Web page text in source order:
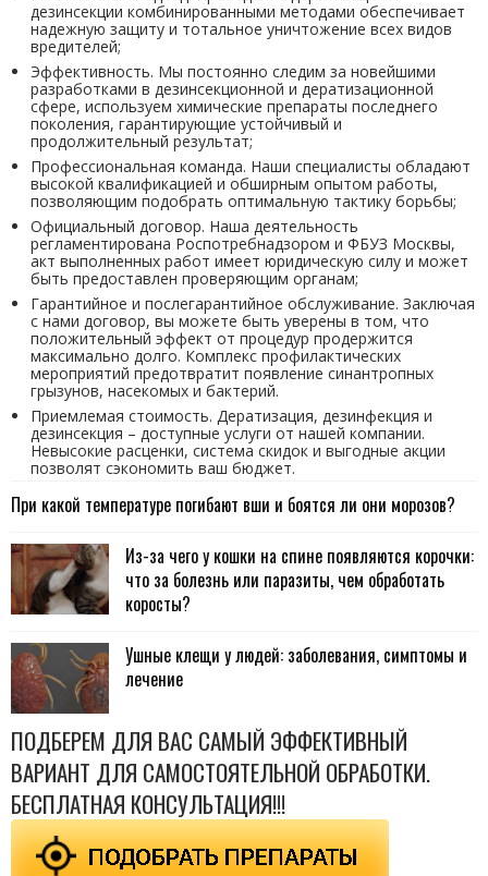
дезинсекции комбинированными методами обеспечивает
надежную защиту и тотальное уничтожение всех видов
вредителей;
Эффективность. Мы постоянно следим за новейшими
разработками в дезинсекционной и дератизационной
сфере, используем химические препараты последнего
поколения, гарантирующие устойчивый и
продолжительный результат;
Профессиональная команда. Наши специалисты обладают
высокой квалификацией и обширным опытом работы,
позволяющим подобрать оптимальную тактику борьбы;
Официальный договор. Наша деятельность
регламентирована Роспотребнадзором и ФБУЗ Москвы,
акт выполненных работ имеет юридическую силу и может
быть предоставлен проверяющим органам;
Гарантийное и послегарантийное обслуживание. Заключая
с нами договор, вы можете быть уверены в том, что
положительный эффект от процедур продержится
максимально долго. Комплекс профилактических
мероприятий предотвратит появление синантропных
грызунов, насекомых и бактерий.
Приемлемая стоимость. Дератизация, дезинфекция и
дезинсекция – доступные услуги от нашей компании.
Невысокие расценки, система скидок и выгодные акции
позволят сэкономить ваш бюджет.
При какой температуре погибают вши и боятся ли они морозов?
Из-за чего у кошки на спине появляются корочки:
что за болезнь или паразиты, чем обработать
коросты?
Ушные клещи у людей: заболевания, симптомы и
лечение
ПОДБЕРЕМ ДЛЯ ВАС САМЫЙ ЭФФЕКТИВНЫЙ
ВАРИАНТ ДЛЯ САМОСТОЯТЕЛЬНОЙ ОБРАБОТКИ.
БЕСПЛАТНАЯ КОНСУЛЬТАЦИЯ!!!